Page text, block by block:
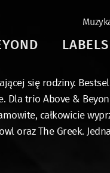
LABELS
się rodziny.
trio Above &
całkowicie
oraz The Greek.